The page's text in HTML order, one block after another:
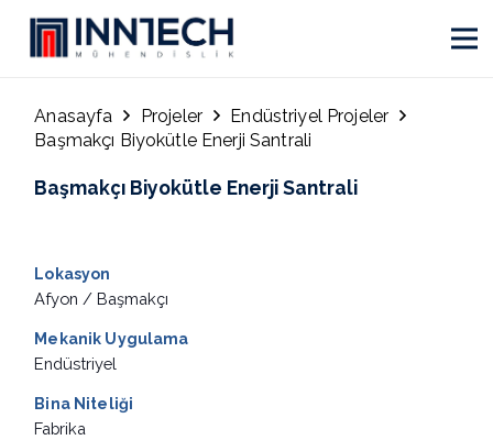
Anasayfa Projeler
Endüstriyel Projeler
Başmakçı Biyokütle Enerji Santrali
Başmakçı Biyokütle Enerji Santrali
Lokasyon
Afyon / Başmakçı
Mekanik Uygulama
Endüstriyel
Bina Niteliği
Fabrika